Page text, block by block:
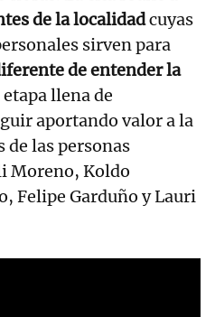
de la localidadcuyas
sirven para
de entender la
llena de
aportando valor a la
de las personas
Moreno, Koldo
Felipe Garduño y Lauri